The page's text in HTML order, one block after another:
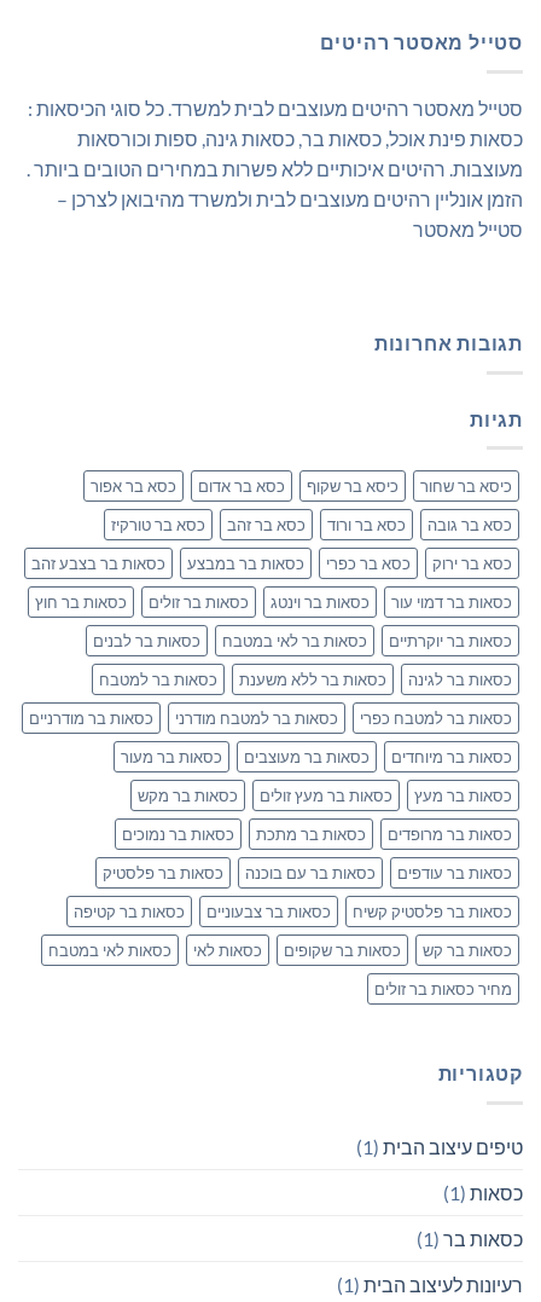
סטייל מאסטר רהיטים
סטייל מאסטר רהיטים מעוצבים לבית למשרד. כל סוגי הכיסאות :
כסאות פינת אוכל, כסאות בר, כסאות גינה, ספות וכורסאות
מעוצבות. רהיטים איכותיים ללא פשרות במחירים הטובים ביותר .
הזמן אונליין רהיטים מעוצבים לבית ולמשרד מהיבואן לצרכן –
סטייל מאסטר
תגובות אחרונות
תגיות
כיסא בר שחור כיסא בר שקוף כסא בר אדום
כסא בר אפור
כסא בר גובה
כסא בר ורוד כסא בר זהב
כסא בר טורקיז
כסא בר ירוק
כסא בר כפרי כסאות בר במבצע
כסאות בר בצבע זהב
כסאות בר דמוי עור
כסאות בר וינטג כסאות בר זולים
כסאות בר חוץ
כסאות בר יוקרתיים
כסאות בר לאי במטבח
כסאות בר לבנים
כסאות בר לגינה
כסאות בר ללא משענת
כסאות בר למטבח
כסאות בר למטבח כפרי
כסאות בר למטבח מודרני
כסאות בר מודרניים
כסאות בר מיוחדים
כסאות בר מעוצבים
כסאות בר מעור
כסאות בר מעץ
כסאות בר מעץ זולים
כסאות בר מקש
כסאות בר מרופדים
כסאות בר מתכת
כסאות בר נמוכים
כסאות בר עודפים
כסאות בר עם בוכנה
כסאות בר פלסטיק
כסאות בר פלסטיק קשיח
כסאות בר צבעוניים
כסאות בר קטיפה
כסאות בר קש
כסאות בר שקופים כסאות לאי
כסאות לאי במטבח
מחיר כסאות בר זולים
קטגוריות
טיפים עיצוב הבית (1)
כסאות (1)
כסאות בר (1)
רעיונות לעיצוב הבית (1)